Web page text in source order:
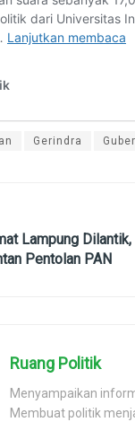
Gerindra
Lampung Dilantik,
Pentolan PAN
Ruang Politik
Menyampaikan
Membuat politik